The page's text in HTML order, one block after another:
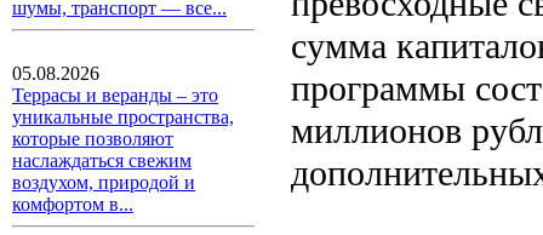
шумы, транспорт — все...
05.08.2026
Террасы и веранды – это
уникальные пространства,
которые позволяют
наслаждаться свежим
воздухом, природой и
комфортом в...
сумма
программы
миллионов